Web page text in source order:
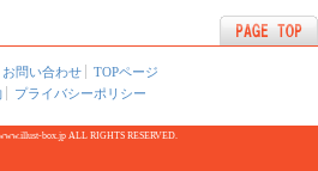
お問い合わせ
TOPページ
プライバシーポリシー
box.jp ALL RIGHTS RESERVED.